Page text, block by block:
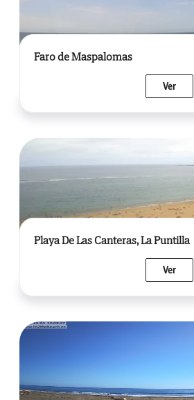
Faro de Maspalomas
Ver
Playa De Las Canteras, La Puntilla
Ver